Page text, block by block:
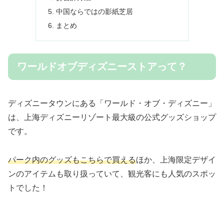
中国ならではの影紙芝居
まとめ
ワールドオブディズニーストアって？
ディズニータウンにある「ワールド・オブ・ディズニー」
は、上海ディズニーリゾート最大級の公式グッズショップ
です。
パーク内のグッズもこちらで買えるほか、上海限定デザイ
ンのアイテムも取り扱っていて、観光客にも人気のスポッ
トでした！